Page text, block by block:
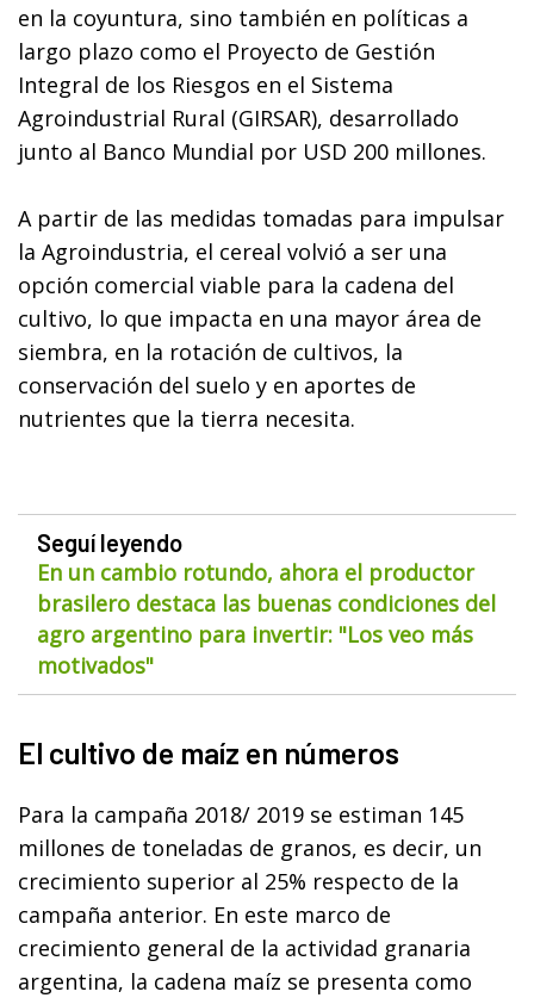
en la coyuntura, sino también en políticas a
largo plazo como el Proyecto de Gestión
Integral de los Riesgos en el Sistema
Agroindustrial Rural (GIRSAR), desarrollado
junto al Banco Mundial por USD 200 millones.
A partir de las medidas tomadas para impulsar
la Agroindustria, el cereal volvió a ser una
opción comercial viable para la cadena del
cultivo, lo que impacta en una mayor área de
siembra, en la rotación de cultivos, la
conservación del suelo y en aportes de
nutrientes que la tierra necesita.
Seguí leyendo
En un cambio rotundo, ahora el productor
brasilero destaca las buenas condiciones del
agro argentino para invertir: "Los veo más
motivados"
El cultivo de maíz en números
Para la campaña 2018/ 2019 se estiman 145
millones de toneladas de granos, es decir, un
crecimiento superior al 25% respecto de la
campaña anterior. En este marco de
crecimiento general de la actividad granaria
argentina, la cadena maíz se presenta como